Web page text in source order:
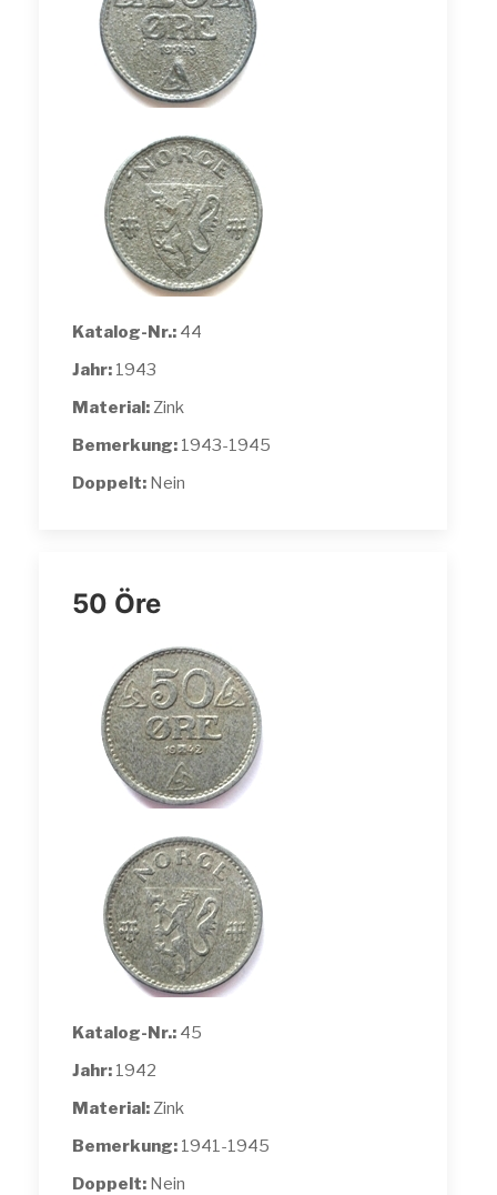
Katalog-Nr.: 44
Jahr: 1943
Material:Zink
Bemerkung: 1943-1945
Doppelt: Nein
50 Öre
Katalog-Nr.: 45
Jahr: 1942
Material:Zink
Bemerkung: 1941-1945
Doppelt: Nein